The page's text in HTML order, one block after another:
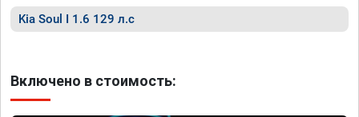
Kia Soul I 1.6 129 л.с
Включено в стоимость: